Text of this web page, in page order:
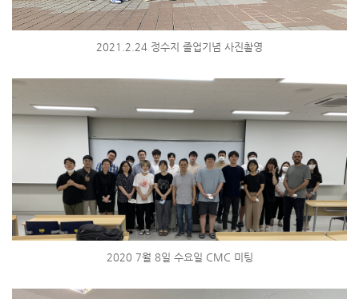
2021.2.24 정수지 졸업기념 사진촬영
2020 7월 8일 수요일 CMC 미팅